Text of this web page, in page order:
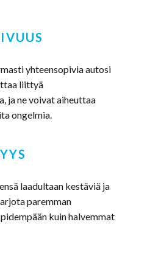
yhteensopivia autosi
liittyä
ja ne voivat aiheuttaa
ongelmia.
laadultaan kestäviä ja
paremman
kuin halvemmat